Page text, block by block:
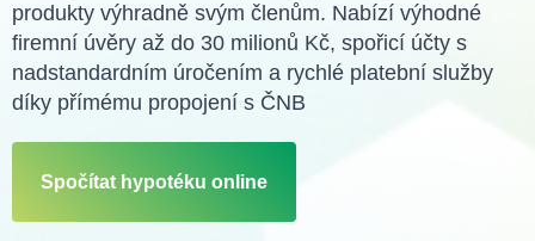
Průvodce hypotékami
O služběFAQSlovník pojmůKontakt
produkty výhradně svým členům. Nabízí výhodné
firemní úvěry až do 30 milionů Kč, spořicí účty s
nadstandardním úročením a rychlé platební služby
díky přímému propojení s ČNB
Spočítat hypotéku online